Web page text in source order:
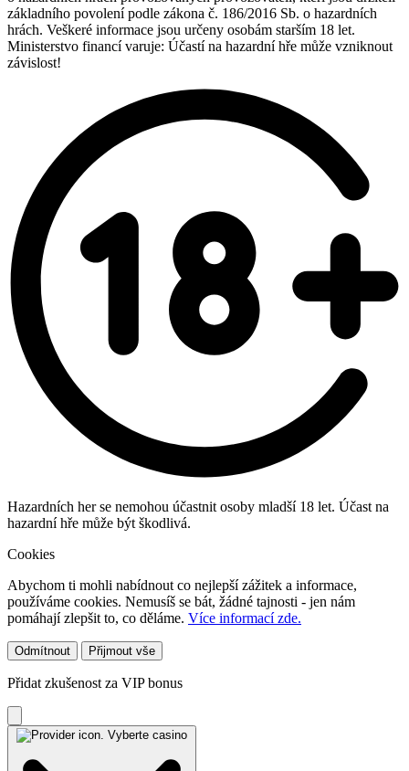
základního povolení podle zákona č. 186/2016 Sb. o hazardních
hrách. Veškeré informace jsou určeny osobám starším 18 let.
Ministerstvo financí varuje: Účastí na hazardní hře může vzniknout
závislost!
Hazardních her se nemohou účastnit osoby mladší 18 let. Účast na
hazardní hře může být škodlivá.
Cookies
Abychom ti mohli nabídnout co nejlepší zážitek a informace,
používáme cookies. Nemusíš se bát, žádné tajnosti - jen nám
pomáhají zlepšit to, co děláme. Více informací zde.
Odmítnout Přijmout vše
Přidat zkušenost za VIP bonus
Vyberte casino